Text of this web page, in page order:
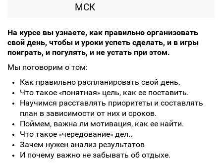
МСК
На курсе вы узнаете, как правильно организовать
свой день, чтобы и уроки успеть сделать, и в игры
поиграть, и погулять, и не устать при этом.
Мы поговорим о том:
Как правильно распланировать свой день.
Что такое «понятная» цель, как ее поставить.
Научимся расставлять приоритеты и составлять
план в зависимости от них и сроков.
Поймем, важна ли мотивация, как ее найти.
Что такое «чередование» дел..
Зачем нужен анализ результатов
И почему важно не забывать об отдыхе.